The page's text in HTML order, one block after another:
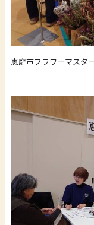
恵庭市フラワーマスタ